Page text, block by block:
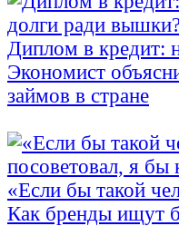
Диплом в кредит:
Экономист
займов в стране
«Если бы такой
Как бренды ищут